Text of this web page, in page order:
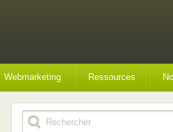
Webmarketing Ressources